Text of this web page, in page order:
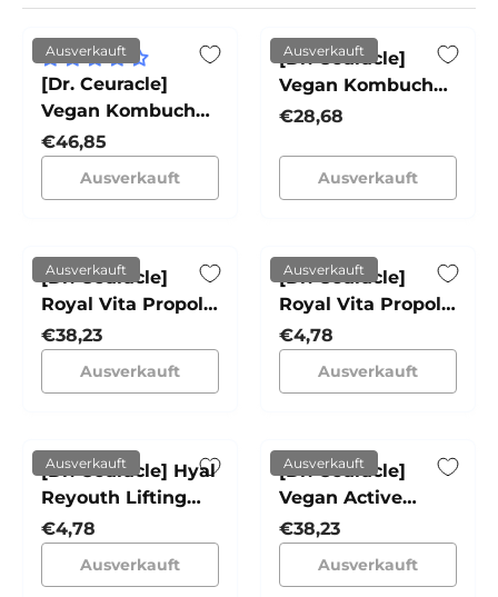
Ausverkauft
[Dr. Ceuracle]
Vegan Kombucha
Tea Essence
Normaler Preis
€46,85
Ausverkauft
Ausverkauft
[Dr. Ceuracle]
Vegan Kombucha
Tea Mist
Normaler Preis
€28,68
Ausverkauft
Ausverkauft
[Dr. Ceuracle]
Royal Vita Propolis
33 Kapsel
Augencreme
Normaler Preis
€38,23
Ausverkauft
Ausverkauft
[Dr. Ceuracle]
Royal Vita Propolis
Anti-Oxidant
Maske
Normaler Preis
€4,78
Ausverkauft
Ausverkauft
[Dr. Ceuracle] Hyal
Reyouth Lifting
Maske
Normaler Preis
€4,78
Ausverkauft
Ausverkauft
[Dr. Ceuracle]
Vegan Active
Berry Firming Eye
Cream
Normaler Preis
€38,23
Ausverkauft